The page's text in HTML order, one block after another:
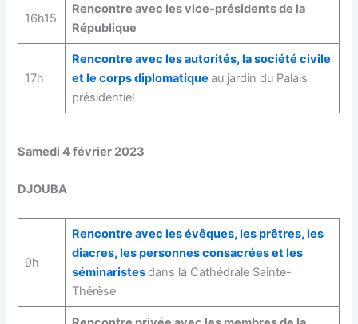
16h15
Rencontre avec les vice-présidents de la
République
17h
Rencontre avec les autorités, la société civile
et le corps diplomatique au jardin du Palais
présidentiel
Samedi 4 février 2023
DJOUBA
9h
Rencontre avec les évêques, les prêtres, les
diacres, les personnes consacrées et les
séminaristesdans la Cathédrale Sainte-
Thérèse